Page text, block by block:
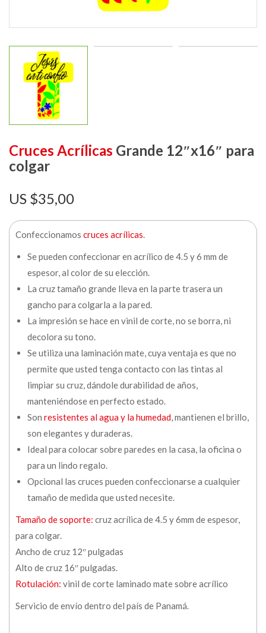
Cruces Acrílicas Grande 12″x16″ para
colgar
$35,00
Confeccionamos cruces acrílicas.
Se pueden confeccionar en acrílico de 4.5 y 6 mm de
espesor, al color de su elección.
La cruz tamaño grande lleva en la parte trasera un
gancho para colgarla a la pared.
La impresión se hace en vinil de corte, no se borra, ni
decolora su tono.
Se utiliza una laminación mate, cuya ventaja es que no
permite que usted tenga contacto con las tintas al
limpiar su cruz, dándole durabilidad de años,
manteniéndose en perfecto estado.
Son resistentes al agua y la humedad, mantienen el brillo,
son elegantes y duraderas.
Ideal para colocar sobre paredes en la casa, la oficina o
para un lindo regalo.
Opcional las cruces pueden confeccionarse a cualquier
tamaño de medida que usted necesite.
Tamaño de soporte: cruz acrílica de 4.5 y 6mm de espesor,
para colgar.
Ancho de cruz 12″ pulgadas
Alto de cruz 16″ pulgadas.
Rotulación: vinil de corte laminado mate sobre acrílico
Servicio de envío dentro del país de Panamá.